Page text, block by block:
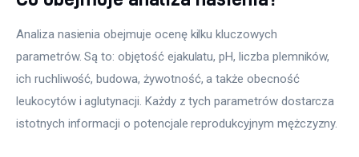
Analiza nasienia obejmuje ocenę kilku kluczowych
parametrów. Są to: objętość ejakulatu, pH, liczba plemników,
ich ruchliwość, budowa, żywotność, a także obecność
leukocytów i aglutynacji. Każdy z tych parametrów dostarcza
istotnych informacji o potencjale reprodukcyjnym mężczyzny.